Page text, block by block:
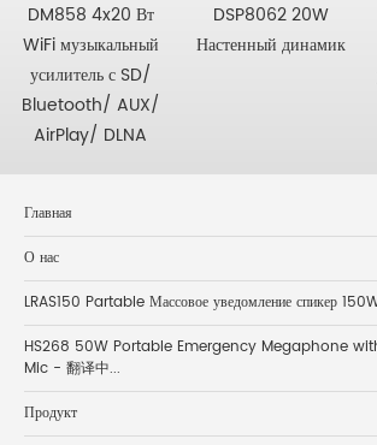
DM858 4x20 Вт
WiFi музыкальный
усилитель с SD/
Bluetooth/ AUX/
AirPlay/ DLNA
DSP8062 20W
Настенный динамик
Главная
О нас
LRAS150 Partable Массовое уведомление спикер
HS268 50W Portable Emergency Megaphone
Mic - 翻译中...
Продукт